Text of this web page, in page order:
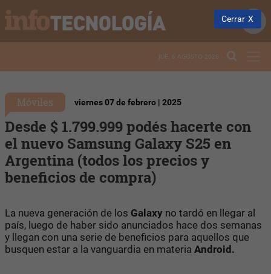
JUE. 6 AGOSTO 2026
Móviles viernes 07 de febrero | 2025
Desde $ 1.799.999 podés hacerte con
el nuevo Samsung Galaxy S25 en
Argentina (todos los precios y
beneficios de compra)
La nueva generación de los Galaxy no tardó en llegar al
país, luego de haber sido anunciados hace dos semanas
y llegan con una serie de beneficios para aquellos que
busquen estar a la vanguardia en materia Android.
Cerrar